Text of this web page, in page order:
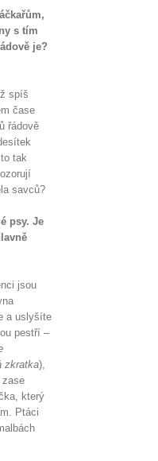
s tím
je?
spíš
čase
řádově
tak
savců?
psy. Je
jsou
a uslyšíte
pestří –
zkratka),
zase
který
Ptáci